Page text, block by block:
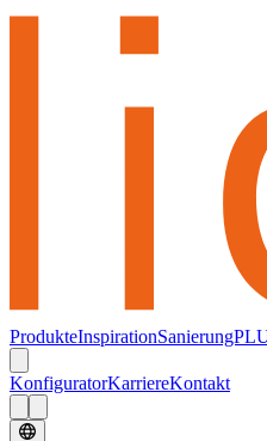
ProdukteInspiration
KonfiguratorKarriereKontakt